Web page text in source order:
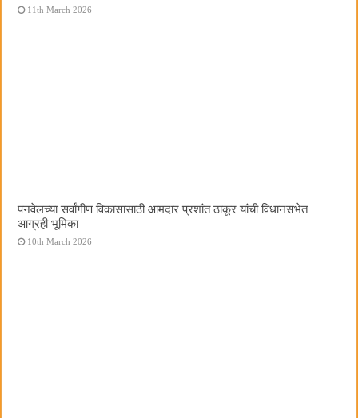
11th March 2026
पनवेलच्या सर्वांगीण विकासासाठी आमदार प्रशांत ठाकूर यांची विधानसभेत
आग्रही भूमिका
10th March 2026